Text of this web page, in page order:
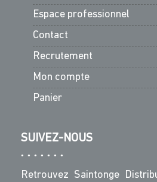
Espace professionnel
Contact
Recrutement
Mon compte
Panier
SUIVEZ-NOUS
Retrouvez Saintonge